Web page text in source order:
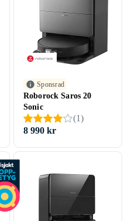
Sponsrad
Roborock Saros 20
Sonic
(1)
8 990 kr